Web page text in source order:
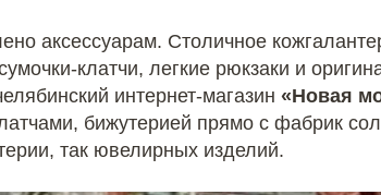
аксессуарам. Столичное
клатчи, легкие рюкзаки и
интернет-магазин «Новая
бижутерией прямо с фабрик
так ювелирных изделий.